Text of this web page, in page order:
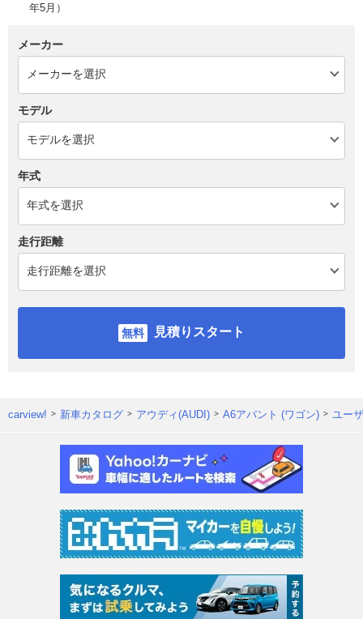
年5月）
メーカー
モデル
年式
走行距離
見積りスタート
carview! 新車カタログ アウディ(AUDI) A6アバント (ワゴン) ユー